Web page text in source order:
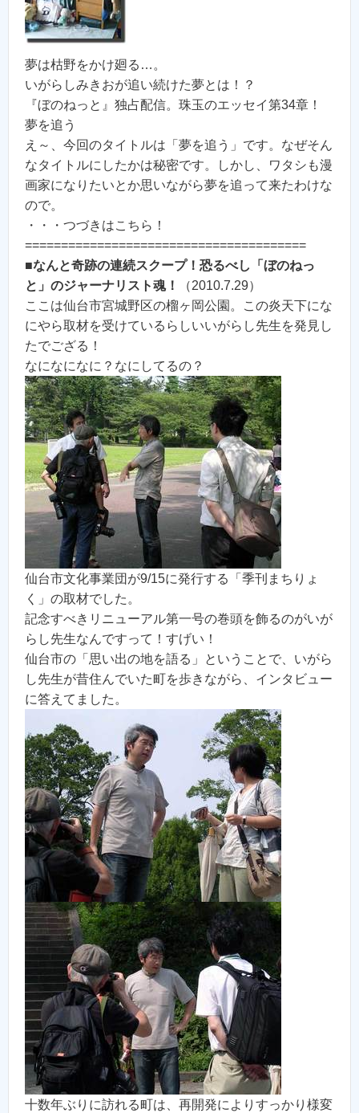
夢は枯野をかけ廻る…。
いがらしみきおが追い続けた夢とは！？
『ぼのねっと』独占配信。珠玉のエッセイ第34章！
夢を追う
え～、今回のタイトルは「夢を追う」です。なぜそん
なタイトルにしたかは秘密です。しかし、ワタシも漫
画家になりたいとか思いながら夢を追って来たわけな
ので。
・・・つづきはこちら！
=======================================
■なんと奇跡の連続スクープ！恐るべし「ぼのねっ
と」のジャーナリスト魂！
（2010.7.29）
ここは仙台市宮城野区の榴ヶ岡公園。この炎天下にな
にやら取材を受けているらしいいがらし先生を発見し
たでござる！
なになになに？なにしてるの？
仙台市文化事業団が9/15に発行する「季刊まちりょ
く」の取材でした。
記念すべきリニューアル第一号の巻頭を飾るのがいが
らし先生なんですって！すげい！
仙台市の「思い出の地を語る」ということで、いがら
し先生が昔住んでいた町を歩きながら、インタビュー
に答えてました。
十数年ぶりに訪れる町は、再開発によりすっかり様変